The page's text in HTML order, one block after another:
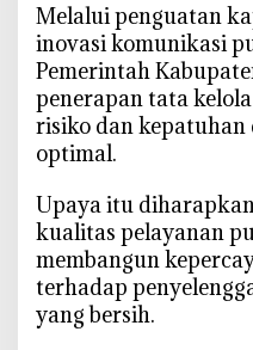
‎Melalui penguatan
inovasi komunikasi
Pemerintah
penerapan tata
risiko dan
optimal.
‎Upaya itu
kualitas pelayanan
membangun
terhadap
yang bersih.